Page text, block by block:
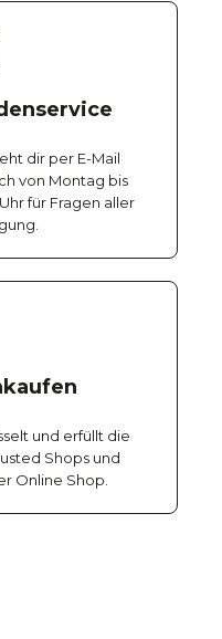
dir per E-Mail
von Montag bis
für Fragen aller
und erfüllt die
Shops und
Online Shop.